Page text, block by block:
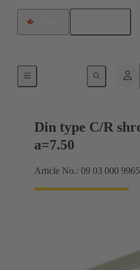
Raccordement carte mère
Din type C/R
a=7.50
Article No.: 09 03 000 9965